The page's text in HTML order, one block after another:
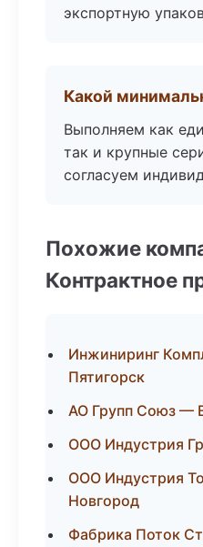
экспортную
Какой
Выполняем как
так и крупные
согласуем
Похожие
Контрактное
Инжиниринг
Пятигорск
АО Групп Союз —
ООО Индустрия
ООО Индустрия
Новгород
Фабрика Поток